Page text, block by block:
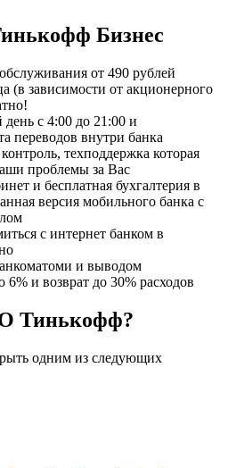
Бизнес
от 490 рублей
(в зависимости от акционерного
с 4:00 до 21:00 и
переводов внутри банка
техподдержка которая
проблемы за Вас
и бесплатная бухгалтерия в
версия мобильного банка с
с интернет банком в
и выводом
6% и возврат до 30% расходов
Тинькофф?
одним из следующих